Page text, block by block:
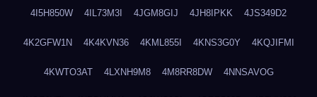
4I5H850W 4IL73M3I 4JGM8GIJ 4JH8IPKK 4JS349D2
4K2GFW1N 4K4KVN36 4KML855I 4KNS3G0Y 4KQJIFMI
4KWTO3AT 4LXNH9M8 4M8RR8DW 4NNSAVOG